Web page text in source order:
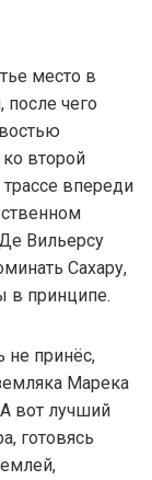
место в
чего
второй
впереди
Вильерсу
Сахару,
в принципе.
не принёс,
Марека
вот лучший
готовясь